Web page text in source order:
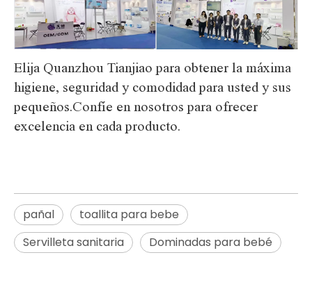
Elija Quanzhou Tianjiao para obtener la máxima
higiene, seguridad y comodidad para usted y sus
pequeños.Confíe en nosotros para ofrecer
excelencia en cada producto.
pañal
toallita para bebe
Servilleta sanitaria
Dominadas para bebé